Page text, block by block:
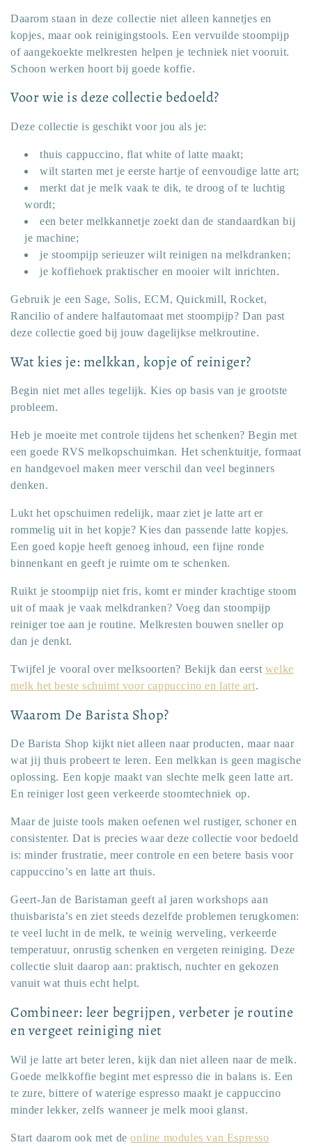
Daarom staan in deze collectie niet alleen kannetjes en
kopjes, maar ook reinigingstools. Een vervuilde stoompijp
of aangekoekte melkresten helpen je techniek niet vooruit.
Schoon werken hoort bij goede koffie.
Voor wie is deze collectie bedoeld?
Deze collectie is geschikt voor jou als je:
thuis cappuccino, flat white of latte maakt;
wilt starten met je eerste hartje of eenvoudige latte art;
merkt dat je melk vaak te dik, te droog of te luchtig
wordt;
een beter melkkannetje zoekt dan de standaardkan bij
je machine;
je stoompijp serieuzer wilt reinigen na melkdranken;
je koffiehoek praktischer en mooier wilt inrichten.
Gebruik je een Sage, Solis, ECM, Quickmill, Rocket,
Rancilio of andere halfautomaat met stoompijp? Dan past
deze collectie goed bij jouw dagelijkse melkroutine.
Wat kies je: melkkan, kopje of reiniger?
Begin niet met alles tegelijk. Kies op basis van je grootste
probleem.
Heb je moeite met controle tijdens het schenken? Begin met
een goede RVS melkopschuimkan. Het schenktuitje, formaat
en handgevoel maken meer verschil dan veel beginners
denken.
Lukt het opschuimen redelijk, maar ziet je latte art er
rommelig uit in het kopje? Kies dan passende latte kopjes.
Een goed kopje heeft genoeg inhoud, een fijne ronde
binnenkant en geeft je ruimte om te schenken.
Ruikt je stoompijp niet fris, komt er minder krachtige stoom
uit of maak je vaak melkdranken? Voeg dan stoompijp
reiniger toe aan je routine. Melkresten bouwen sneller op
dan je denkt.
Twijfel je vooral over melksoorten? Bekijk dan eerst welke
melk het beste schuimt voor cappuccino en latte art.
Waarom De Barista Shop?
De Barista Shop kijkt niet alleen naar producten, maar naar
wat jij thuis probeert te leren. Een melkkan is geen magische
oplossing. Een kopje maakt van slechte melk geen latte art.
En reiniger lost geen verkeerde stoomtechniek op.
Maar de juiste tools maken oefenen wel rustiger, schoner en
consistenter. Dat is precies waar deze collectie voor bedoeld
is: minder frustratie, meer controle en een betere basis voor
cappuccino’s en latte art thuis.
Geert-Jan de Baristaman geeft al jaren workshops aan
thuisbarista’s en ziet steeds dezelfde problemen terugkomen:
te veel lucht in de melk, te weinig werveling, verkeerde
temperatuur, onrustig schenken en vergeten reiniging. Deze
collectie sluit daarop aan: praktisch, nuchter en gekozen
vanuit wat thuis echt helpt.
Combineer: leer begrijpen, verbeter je routine
en vergeet reiniging niet
Wil je latte art beter leren, kijk dan niet alleen naar de melk.
Goede melkkoffie begint met espresso die in balans is. Een
te zure, bittere of waterige espresso maakt je cappuccino
minder lekker, zelfs wanneer je melk mooi glanst.
Start daarom ook met deonline modules van Espresso